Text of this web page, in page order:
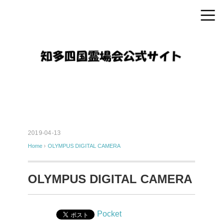
2019-04-13
Home › OLYMPUS DIGITAL CAMERA
OLYMPUS DIGITAL CAMERA
Pocket